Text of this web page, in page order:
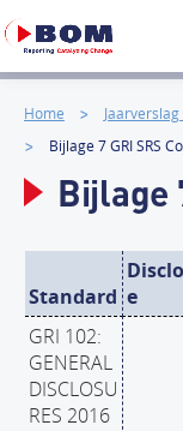
Home
Bijlage 7 GRI SRS
Bijlage
Standard e
GRI 102:
GENERAL
DISCLOSU
RES 2016